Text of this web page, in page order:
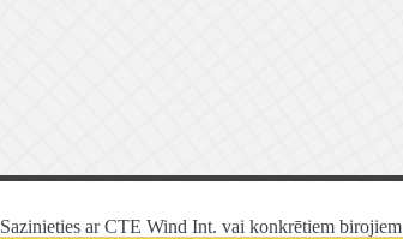
Sazinieties ar CTE Wind Int. vai konkrētiem birojiem